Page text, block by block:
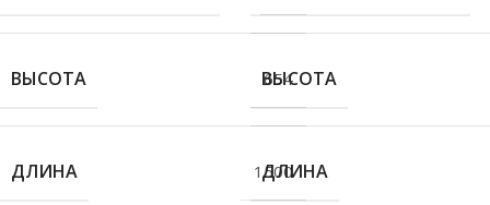
ВЫСОТА 654
ДЛИНА 1500
ВЫСОТА
ДЛИНА